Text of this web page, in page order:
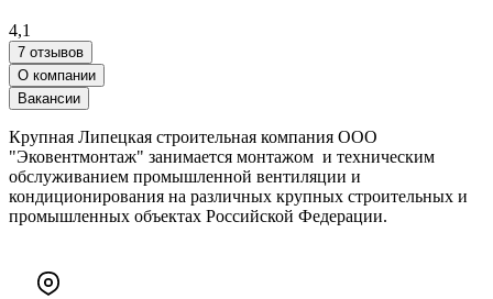
4,1
7 отзывов
О компании
Вакансии
Крупная Липецкая строительная компания ООО
"Эковентмонтаж" занимается монтажом и техническим
обслуживанием промышленной вентиляции и
кондиционирования на различных крупных строительных и
промышленных объектах Российской Федерации.